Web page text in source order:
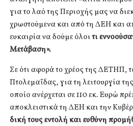
για το λαό της Περιοχής μας να
χρωστούμενα και από τη ΔΕΗ και
ευκαιρία να δούμε όλοιτι
Μετάβαση».
Σε ότι αφορά το χρέος της ΔΕΤΗΠ,
Πτολεμαΐδας, για τη λειτουργία
οποίο ανέρχεται σε 110 εκ. Ευρώ
αποκλειστικά τη ΔΕΗ και την
δική τους εντολή και ευθύνη